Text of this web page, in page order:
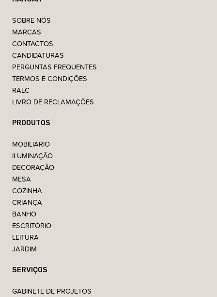
SOBRE NÓS
MARCAS
CONTACTOS
CANDIDATURAS
PERGUNTAS FREQUENTES
TERMOS E CONDIÇÕES
RALC
LIVRO DE RECLAMAÇÕES
PRODUTOS
MOBILIÁRIO
ILUMINAÇÃO
DECORAÇÃO
MESA
COZINHA
CRIANÇA
BANHO
ESCRITÓRIO
LEITURA
JARDIM
SERVIÇOS
GABINETE DE PROJETOS